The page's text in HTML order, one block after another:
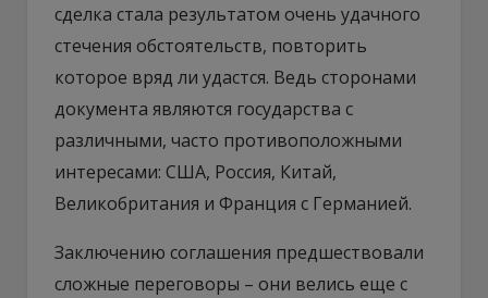
сделка стала результатом очень удачного
стечения обстоятельств, повторить
которое вряд ли удастся. Ведь сторонами
документа являются государства с
различными, часто противоположными
интересами: США, Россия, Китай,
Великобритания и Франция с Германией.
Заключению соглашения предшествовали
сложные переговоры – они велись еще с